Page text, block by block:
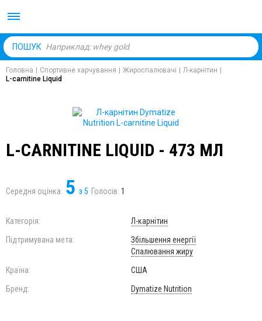
ПОШУК
Головна Спортивне харчування Жироспалювачі Л-карнітин
L-carnitine Liquid
L-CARNITINE LIQUID - 473 МЛ
Середня оцінка: 5 з 5 Голосів: 1
Категорія:
Л-карнітин
Підтримувана мета:
Збільшення енергії
Спалювання жиру
Країна:
США
Бренд:
Dymatize Nutrition